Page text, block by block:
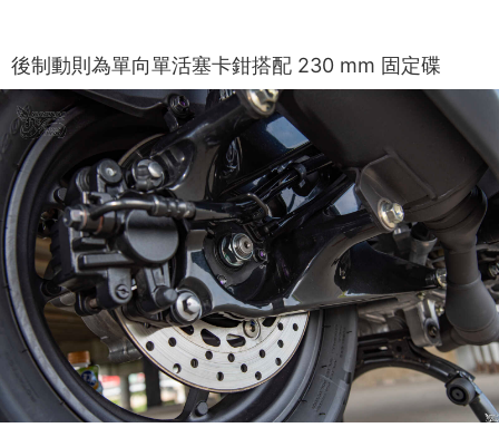
後制動則為單向單活塞卡鉗搭配 230 mm 固定碟